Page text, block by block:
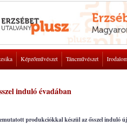
Képzőművészet Táncművészet
induló évadában
produkciókkal készül az ősszel induló